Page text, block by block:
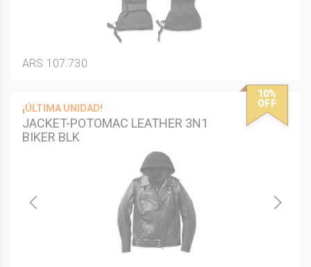
ARS 107.730
10%
OFF
¡ÚLTIMA UNIDAD!
JACKET-POTOMAC LEATHER 3N1
BIKER BLK